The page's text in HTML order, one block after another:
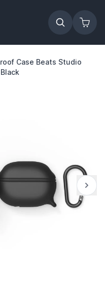
Case Beats Studio